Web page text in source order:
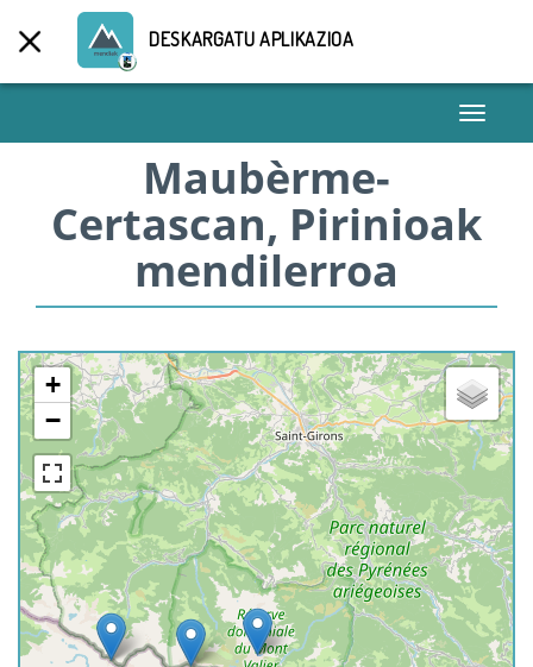
DESKARGATU APLIKAZIOA
Toggle
Maubèrme-
Certascan, Pirinioak
mendilerroa
+
−